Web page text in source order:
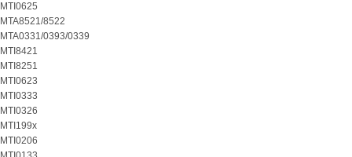
MTI0625
MTA8521/8522
MTA0331/0393/0339
MTI8421
MTI8251
MTI0623
MTI0333
MTI0326
MTI199x
MTI0206